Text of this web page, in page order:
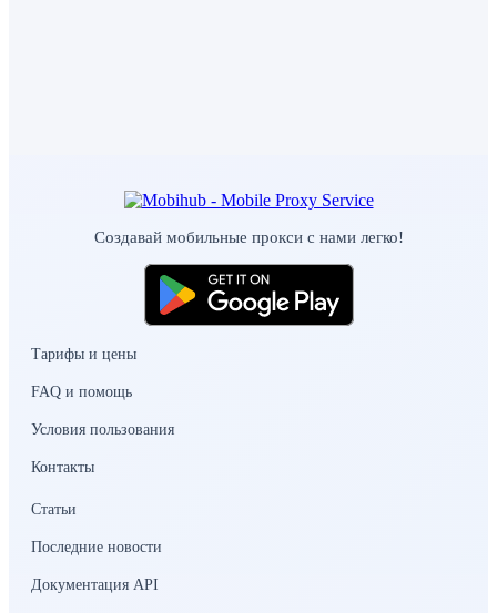
Создавай мобильные прокси с нами легко!
Тарифы и цены
FAQ и помощь
Условия пользования
Контакты
Статьи
Последние новости
Документация API